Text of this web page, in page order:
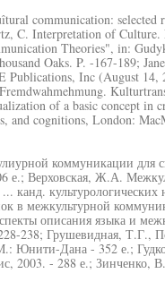
communication: selected
C. Interpretation of
Theories", in:
Oaks. P. -167-189;
Publications, Inc (August
of a basic concept in
and cognitions, London:
коммуникации для
Верховская, Ж.А.
канд.
в межкультурной
описания языка и
238; Грушевидная, Т.Г.,
Юнити-Дана - 352 е.;
2003. - 288 е.; Зинченко,